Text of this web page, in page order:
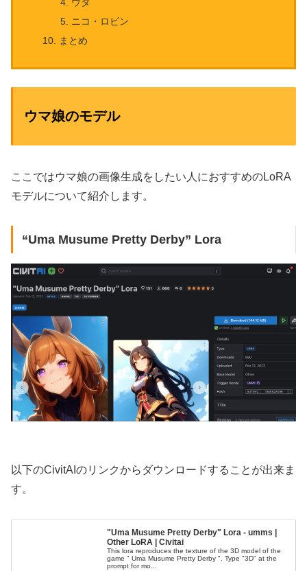
ウタ
ニコ・ロビン
まとめ
ウマ娘のモデル
ここではウマ娘の画像生成をしたい人におすすめのLoRA
モデルについて紹介します。
“Uma Musume Pretty Derby” Lora
以下のCivitAIのリンクからダウンロードすることが出来ま
す。
"Uma Musume Pretty Derby" Lora - umms |
Other LoRA | Civitai
This lora reproduces the texture of the 3D model of the
game " Uma Musume Pretty Derby ". Type "3D" at the
prompt for mo...